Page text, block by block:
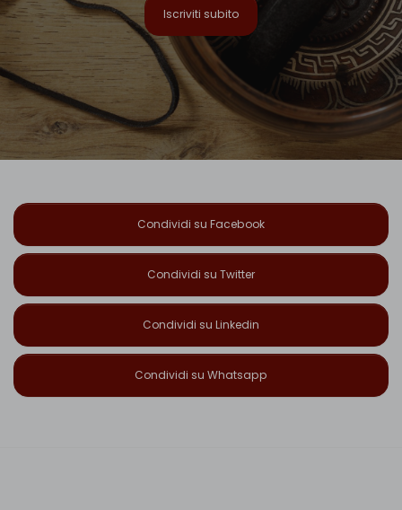
Iscriviti subito
Condividi su Facebook
Condividi su Twitter
Condividi su Linkedin
Condividi su Whatsapp